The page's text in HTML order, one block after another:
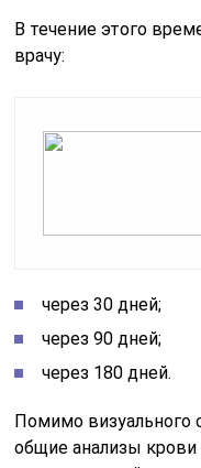
В течение этого
врачу:
через 30 дней;
через 90 дней;
через 180 дней.
Помимо визуального
общие анализы